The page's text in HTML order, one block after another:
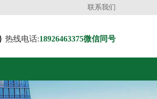
联系我们
热线电话:18926463375微信同号